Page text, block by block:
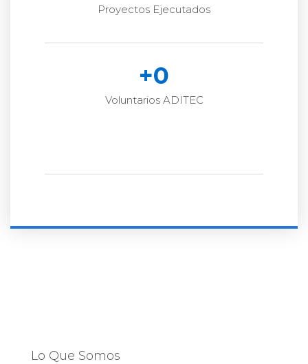
Proyectos Ejecutados
+0
Voluntarios ADITEC
Lo Que Somos